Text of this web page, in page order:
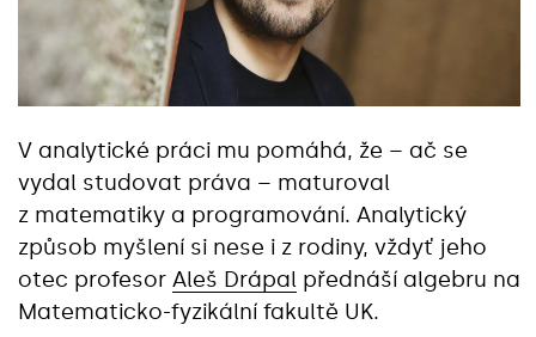
V analytické práci mu pomáhá, že – ač se
vydal studovat práva – maturoval
z matematiky a programování. Analytický
způsob myšlení si nese i z rodiny, vždyť jeho
otec profesor Aleš Drápal přednáší algebru na
Matematicko-fyzikální fakultě UK.